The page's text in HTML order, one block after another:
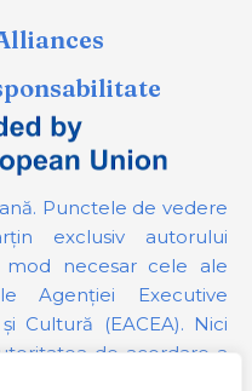
Punctele de vedere
exclusiv autorului
necesar cele ale
Agenției Executive
Cultură (EACEA). Nici
de acordare a
pentru acestea.